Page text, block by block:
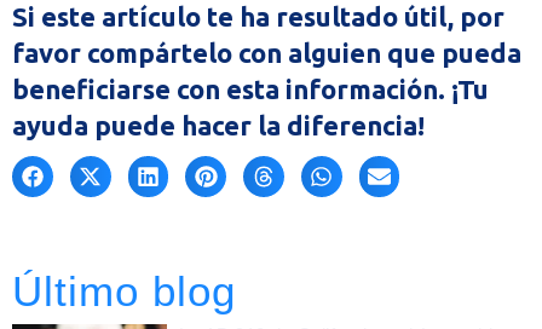
Si este artículo te ha resultado útil, por
favor compártelo con alguien que pueda
beneficiarse con esta información. ¡Tu
ayuda puede hacer la diferencia!
Último blog